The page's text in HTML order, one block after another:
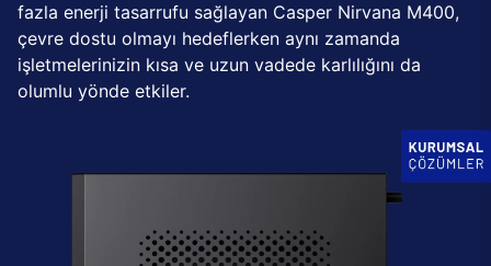
fazla enerji tasarrufu sağlayan Casper Nirvana M400,
çevre dostu olmayı hedeflerken aynı zamanda
işletmelerinizin kısa ve uzun vadede karlılığını da
olumlu yönde etkiler.